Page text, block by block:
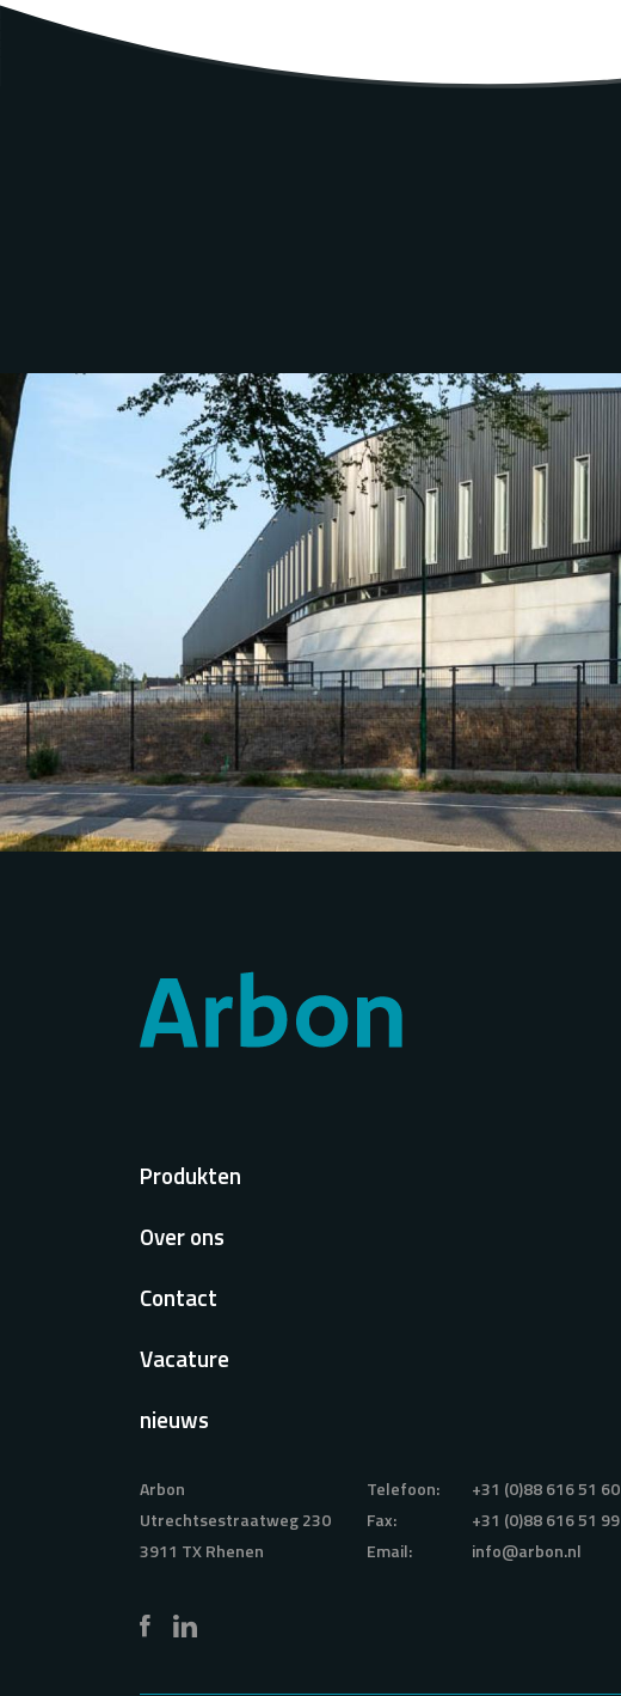
Voet
Produkten
Over ons
Contact
Vacature
nieuws
Arbon
Utrechtsestraatweg 230
3911 TX Rhenen
Telefoon:
+31 (0)88 616 51 60
Fax:
+31 (0)88 616 51 99
Email:
info@arbon.nl